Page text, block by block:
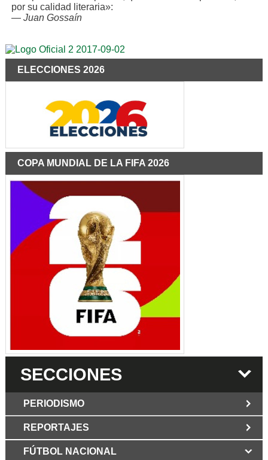
por su calidad literaria»:
— Juan Gossaín
ELECCIONES 2026
COPA MUNDIAL DE LA FIFA 2026
SECCIONES
PERIODISMO
Los Periodist@s
El silencio del poder. Hay otro mártir de la
REPORTAJES
FÚTBOL NACIONAL